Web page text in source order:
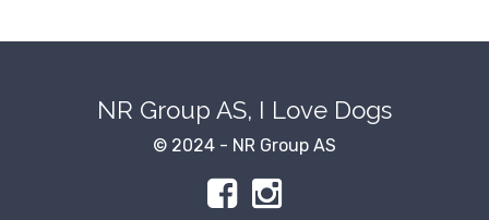
NR Group AS, I Love Dogs
© 2024 - NR Group AS